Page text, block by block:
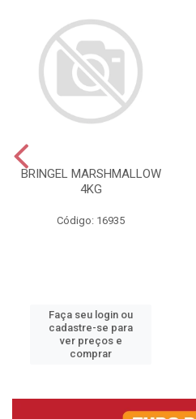
BRINGEL MARSHMALLOW
4KG
Código: 16935
Faça seu login ou
cadastre-se para
ver preços e
comprar